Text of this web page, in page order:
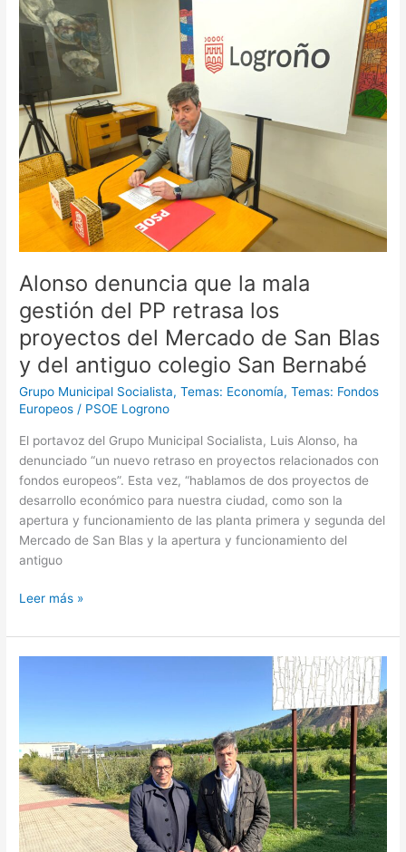
Alonso denuncia que la mala
gestión del PP retrasa los
proyectos del Mercado de San Blas
y del antiguo colegio San Bernabé
Grupo Municipal Socialista,Temas: Economía,Temas: Fondos
Europeos / PSOE Logrono
El portavoz del Grupo Municipal Socialista, Luis Alonso, ha
denunciado “un nuevo retraso en proyectos relacionados con
fondos europeos”. Esta vez, “hablamos de dos proyectos de
desarrollo económico para nuestra ciudad, como son la
apertura y funcionamiento de las planta primera y segunda del
Mercado de San Blas y la apertura y funcionamiento del
antiguo
denuncia
que
gestión
del
PP
retrasa
los
proyectos
Mercado
de
Blas
y
antiguo
colegio
San
Bernabé
Leer más »
una
residencia
universitaria
pública
en
Logroño